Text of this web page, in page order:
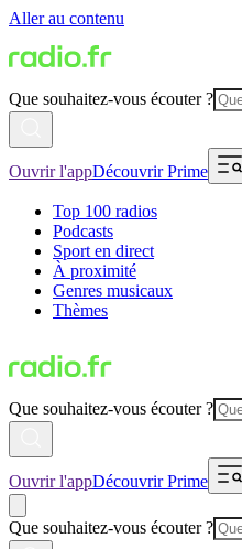
Aller au contenu
Que souhaitez-vous écouter ?
Ouvrir l'appDécouvrir Prime
Top 100 radios
Podcasts
Sport en direct
À proximité
Genres musicaux
Thèmes
Que souhaitez-vous écouter ?
Ouvrir l'appDécouvrir Prime
Que souhaitez-vous écouter ?